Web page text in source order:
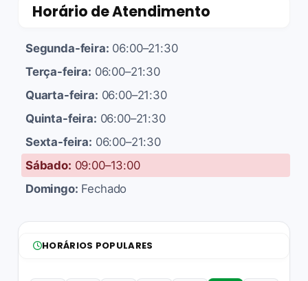
Horário de Atendimento
Segunda-feira: 06:00–21:30
Terça-feira: 06:00–21:30
Quarta-feira: 06:00–21:30
Quinta-feira: 06:00–21:30
Sexta-feira: 06:00–21:30
Sábado: 09:00–13:00
Domingo: Fechado
HORÁRIOS POPULARES